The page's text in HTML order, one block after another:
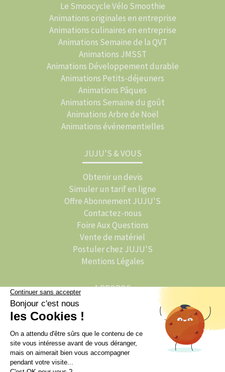
Le Smoocycle Vélo Smoothie
Animations originales en entreprise
Animations culinaires en entreprise
Animations Semaine de la QVT
Animations JMSST
Animations Développement durable
Animations Petits-déjeuners
Animations Pâques
Animations Semaine du goût
Animations Arbre de Noël
Animations événementielles
JUJU'S & VOUS
Obtenir un devis
Simuler un tarif en ligne
Offre Abonnement JUJU'S
Contactez-nous
Foire Aux Questions
Vente de matériel
Postuler chez JUJU'S
Mentions Légales
A PROPOS
L'histoire de JUJU'S
JUJU'S Activations
JUJU'S Traiteur
L'actu de JUJU'S : Le Blog
Animation événementielle